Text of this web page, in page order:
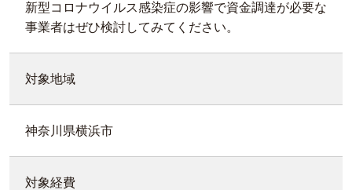
新型コロナウイルス感染症の影響で資金調達が必要な
事業者はぜひ検討してみてください。
対象地域
神奈川県横浜市
対象経費